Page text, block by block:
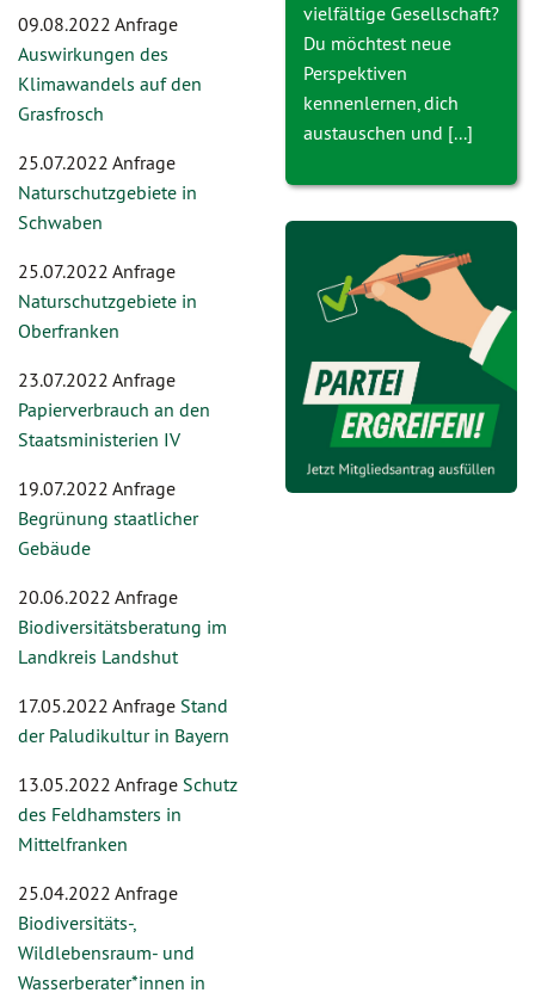
09.08.2022 Anfrage
Auswirkungen des
Klimawandels auf den
Grasfrosch
25.07.2022 Anfrage
Naturschutzgebiete in
Schwaben
25.07.2022 Anfrage
Naturschutzgebiete in
Oberfranken
23.07.2022 Anfrage
Papierverbrauch an den
Staatsministerien IV
19.07.2022 Anfrage
Begrünung staatlicher
Gebäude
20.06.2022 Anfrage
Biodiversitätsberatung im
Landkreis Landshut
17.05.2022 Anfrage Stand
der Paludikultur in Bayern
13.05.2022 Anfrage Schutz
des Feldhamsters in
Mittelfranken
25.04.2022 Anfrage
Biodiversitäts-,
Wildlebensraum- und
Wasserberater*innen in
vielfältige Gesellschaft?
Du möchtest neue
Perspektiven
kennenlernen, dich
austauschen und [...]